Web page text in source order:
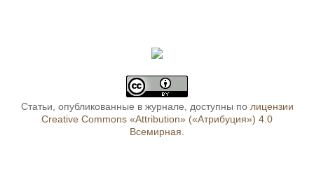
Статьи, опубликованные в журнале, доступны по лицензии
Creative Commons «Attribution» («Атрибуция») 4.0
Всемирная